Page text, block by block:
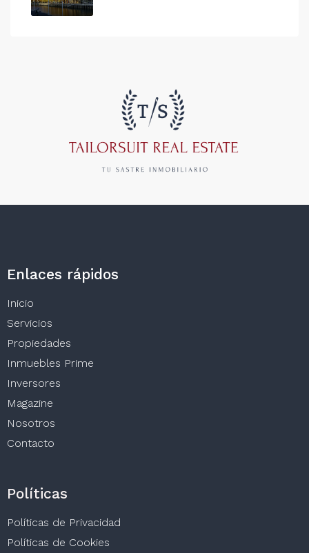
Enlaces rápidos
Inicio
Servicios
Propiedades
Inmuebles Prime
Inversores
Magazine
Nosotros
Contacto
Políticas
Políticas de Privacidad
Políticas de Cookies